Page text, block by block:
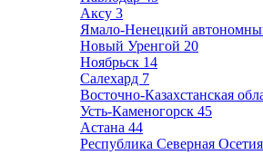
Аксу 3
Ямало-Ненецкий
Новый Уренгой 20
Ноябрьск 14
Салехард 7
Восточно-Казахстанская
Усть-Каменогорск 45
Астана 44
Республика Северная